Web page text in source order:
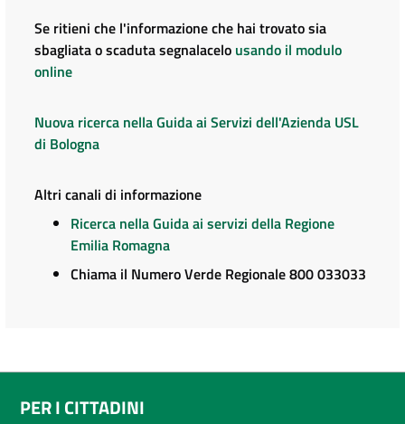
Se ritieni che l'informazione che hai trovato sia
sbagliata o scaduta segnalacelo usando il modulo
online
Nuova ricerca nella Guida ai Servizi dell'Azienda USL
di Bologna
Altri canali di informazione
Ricerca nella Guida ai servizi della Regione
Emilia Romagna
Chiama il Numero Verde Regionale 800 033033
PER I CITTADINI